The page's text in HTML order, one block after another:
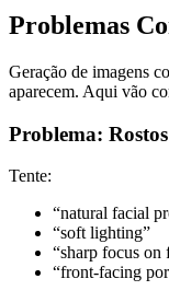
Problemas
Geração de imagens
aparecem. Aqui vão
Problema:
Tente:
“natural facial
“soft lighting”
“sharp focus on
“front-facing